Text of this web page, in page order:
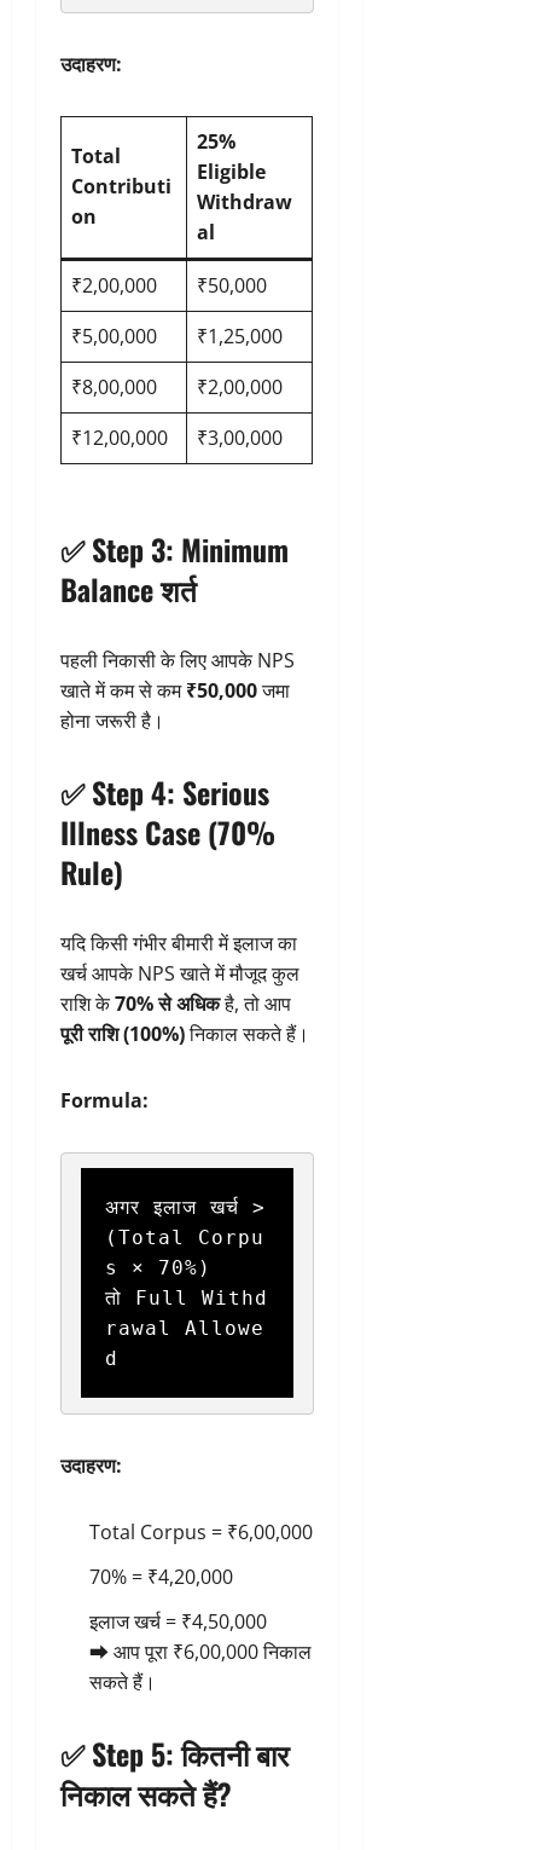
उदाहरण:
Total
Contributi
on
25%
Eligible
Withdraw
al
₹2,00,000
₹50,000
₹5,00,000
₹1,25,000
₹8,00,000
₹2,00,000
₹12,00,000
₹3,00,000
✅ Step 3: Minimum
Balance शर्त
पहली निकासी के लिए आपके NPS
खाते में कम से कम₹50,000जमा
होना जरूरी है।
✅ Step 4: Serious
Illness Case (70%
Rule)
यदि किसी गंभीर बीमारी में इलाज का
खर्च आपके NPS खाते में मौजूद कुल
राशि के70% से अधिकहै, तो आप
पूरी राशि (100%)निकाल सकते हैं।
Formula:
अगर इलाज खर्च >
(Total Corpu
s × 70%)
तो Full Withd
rawal Allowe
उदाहरण:
Total Corpus = ₹6,00,000
70% = ₹4,20,000
इलाज खर्च = ₹4,50,000
➡️ आप पूरा ₹6,00,000 निकाल
सकते हैं।
✅ Step 5: कितनी बार
निकाल सकते हैं?